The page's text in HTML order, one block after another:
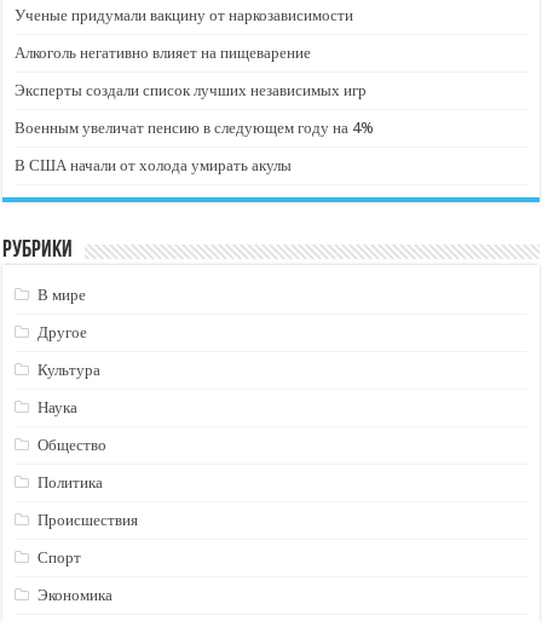
Ученые придумали вакцину от наркозависимости
Алкоголь негативно влияет на пищеварение
Эксперты создали список лучших независимых игр
Военным увеличат пенсию в следующем году на 4%
В США начали от холода умирать акулы
Рубрики
В мире
Другое
Культура
Наука
Общество
Политика
Происшествия
Спорт
Экономика